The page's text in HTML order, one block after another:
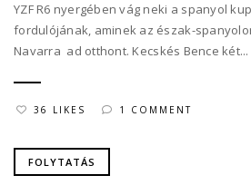
YZF R6 nyergében vág neki a spanyol
fordulójának, aminek az észak-
Navarra ad otthont. Kecskés Bence két...
36 LIKES 1 COMMENT
FOLYTATÁS